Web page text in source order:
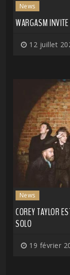
News
WARGASM
12 juillet
News
COREY TAYLOR
SOLO
19 février